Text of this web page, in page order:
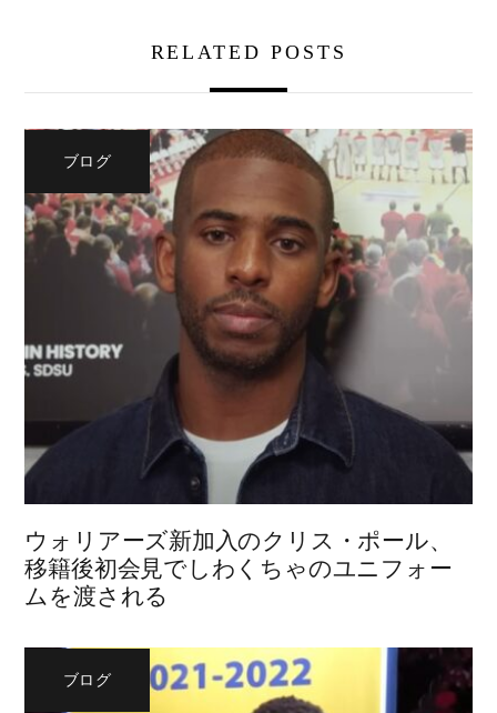
RELATED POSTS
ブログ
ウォリアーズ新加入のクリス・ポール、
移籍後初会見でしわくちゃのユニフォー
ムを渡される
ブログ